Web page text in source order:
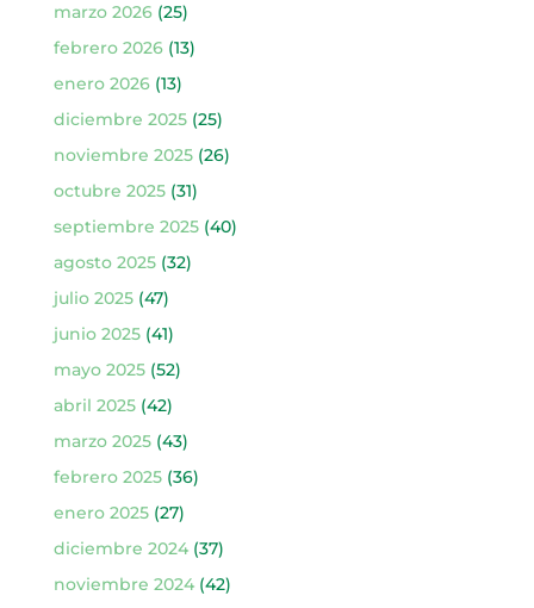
marzo 2026(25)
febrero 2026(13)
enero 2026(13)
diciembre 2025(25)
noviembre 2025(26)
octubre 2025(31)
septiembre 2025(40)
agosto 2025(32)
julio 2025(47)
junio 2025(41)
mayo 2025(52)
abril 2025(42)
marzo 2025(43)
febrero 2025(36)
enero 2025(27)
diciembre 2024(37)
noviembre 2024(42)